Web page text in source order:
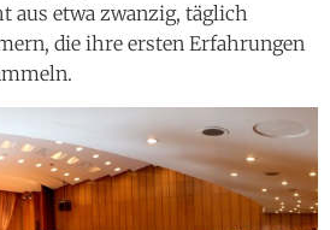
aus etwa zwanzig, täglich
die ihre ersten Erfahrungen